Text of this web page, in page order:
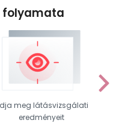
folyamata
meg látásvizsgálati
eredményeit